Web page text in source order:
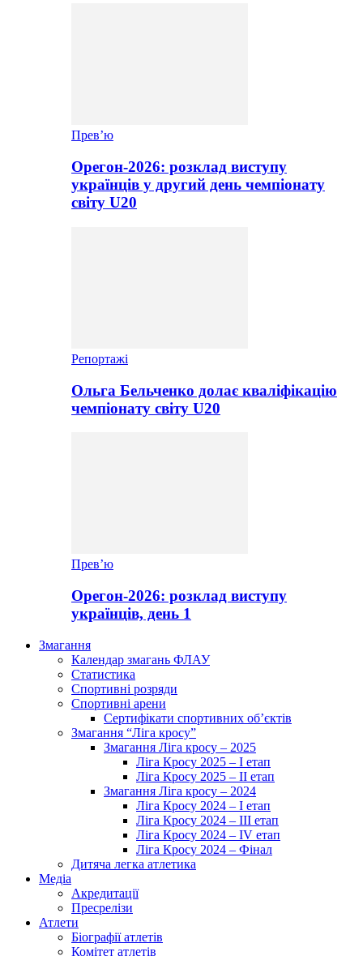
Прев’ю
Орегон-2026: розклад виступу
українців у другий день чемпіонату
світу U20
Репортажі
Ольга Бельченко долає кваліфікацію
чемпіонату світу U20
Прев’ю
Орегон-2026: розклад виступу
українців, день 1
Змагання
Календар змагань ФЛАУ
Статистика
Спортивні розряди
Спортивні арени
Сертифікати спортивних об’єктів
Змагання “Ліга кросу”
Змагання Ліга кросу – 2025
Ліга Кросу 2025 – I етап
Ліга Кросу 2025 – II етап
Змагання Ліга кросу – 2024
Ліга Кросу 2024 – I етап
Ліга Кросу 2024 – III етап
Ліга Кросу 2024 – IV етап
Ліга Кросу 2024 – Фінал
Дитяча легка атлетика
Медіа
Акредитації
Пресрелізи
Атлети
Біографії атлетів
Комітет атлетів